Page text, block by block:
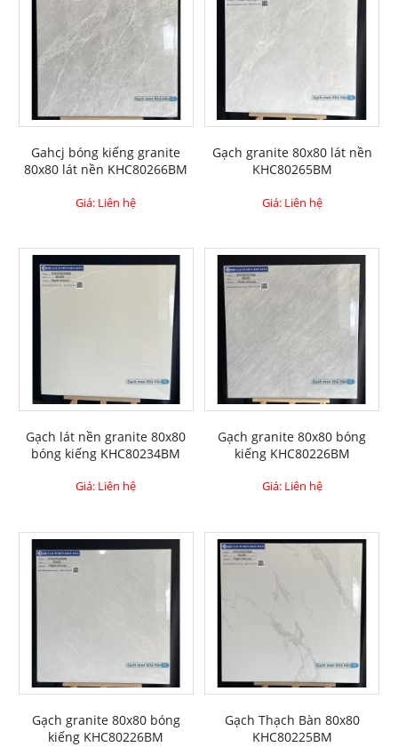
Gahcj bóng kiếng granite
80x80 lát nền KHC80266BM
Giá: Liên hệ
Gạch granite 80x80 lát nền
KHC80265BM
Giá: Liên hệ
Gạch lát nền granite 80x80
bóng kiếng KHC80234BM
Giá: Liên hệ
Gạch granite 80x80 bóng
kiếng KHC80226BM
Giá: Liên hệ
Gạch granite 80x80 bóng
kiếng KHC80226BM
Gạch Thạch Bàn 80x80
KHC80225BM